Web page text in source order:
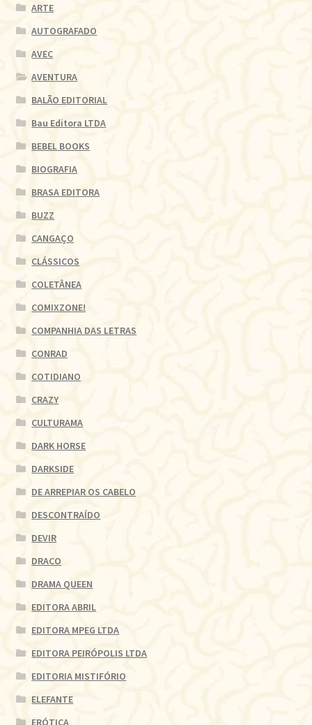
ARTE
AUTOGRAFADO
AVEC
AVENTURA
BALÃO EDITORIAL
Bau Editora LTDA
BEBEL BOOKS
BIOGRAFIA
BRASA EDITORA
BUZZ
CANGAÇO
CLÁSSICOS
COLETÂNEA
COMIXZONE!
COMPANHIA DAS LETRAS
CONRAD
COTIDIANO
CRAZY
CULTURAMA
DARK HORSE
DARKSIDE
DE ARREPIAR OS CABELO
DESCONTRAÍDO
DEVIR
DRACO
DRAMA QUEEN
EDITORA ABRIL
EDITORA MPEG LTDA
EDITORA PEIRÓPOLIS LTDA
EDITORIA MISTIFÓRIO
ELEFANTE
ERÓTICA